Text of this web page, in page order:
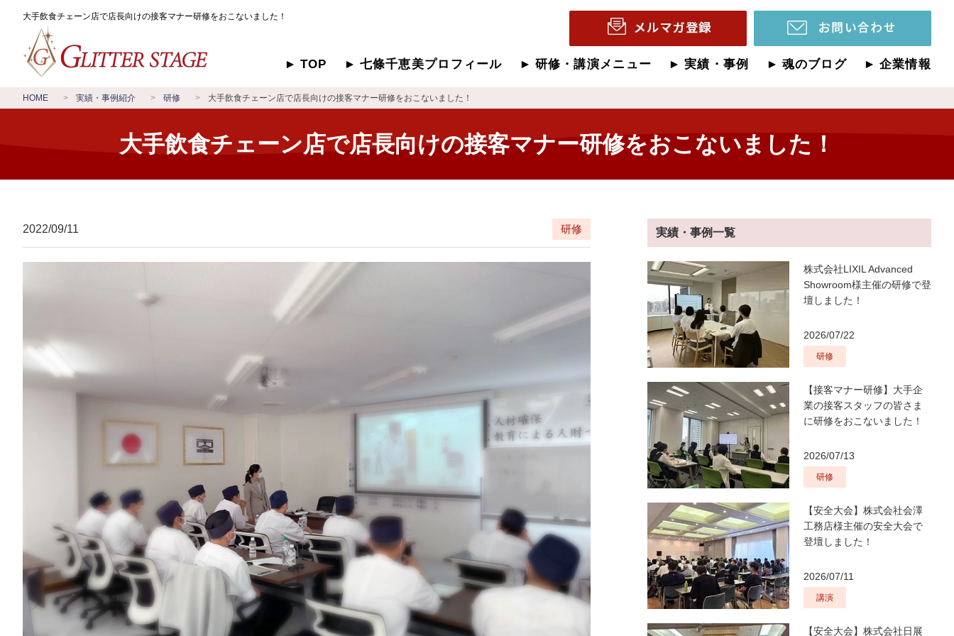
大手飲食チェーン店で店長向けの接客マナー研修をおこないました！
TOP 七條千恵美プロフィール 研修・講演メニュー 実績・事例 魂のブログ 企業情報
HOME 実績・事例紹介 研修 大手飲食チェーン店で店長向けの接客マナー研修をおこないました！
大手飲食チェーン店で店長向けの接客マナー研修をおこないました！
2022/09/11 研修 実績・事例一覧
株式会社LIXIL Advanced
Showroom様主催の研修で登
壇しました！
2026/07/22
研修
【接客マナー研修】大手企
業の接客スタッフの皆さま
に研修をおこないました！
2026/07/13
研修
【安全大会】株式会社会澤
工務店様主催の安全大会で
登壇しました！
2026/07/11
講演
【安全大会】株式会社日展